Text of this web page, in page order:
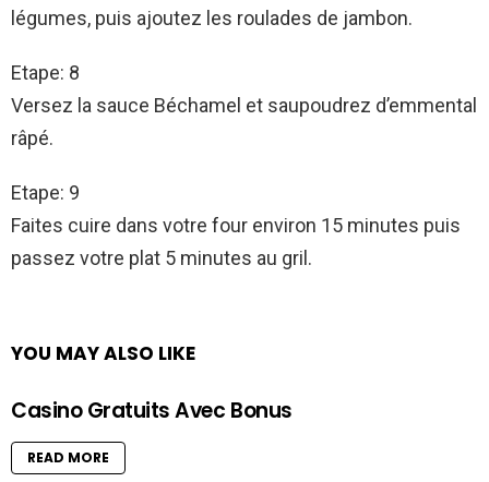
légumes, puis ajoutez les roulades de jambon.
Etape: 8
Versez la sauce Béchamel et saupoudrez d’emmental
râpé.
Etape: 9
Faites cuire dans votre four environ 15 minutes puis
passez votre plat 5 minutes au gril.
YOU MAY ALSO LIKE
Casino Gratuits Avec Bonus
READ MORE